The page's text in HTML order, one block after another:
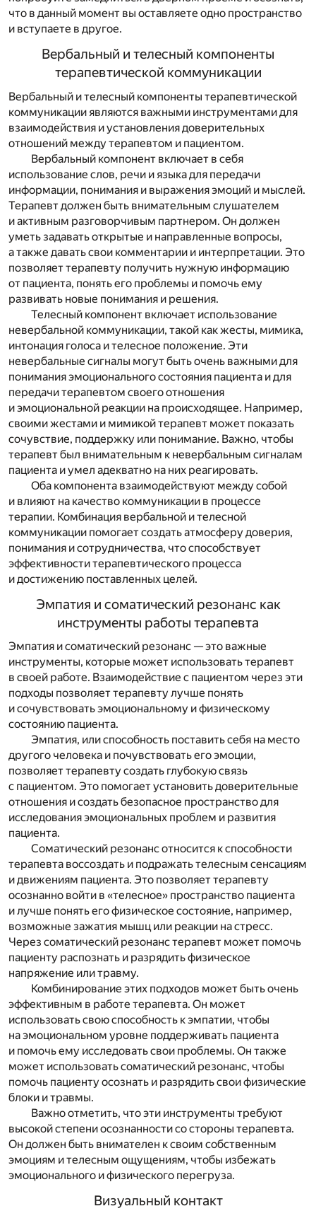
что в данный момент вы оставляете одно пространство
и вступаете в другое.
Вербальный и телесный компоненты
терапевтической коммуникации
Вербальный и телесный компоненты терапевтической
коммуникации являются важными инструментами для
взаимодействия и установления доверительных
отношений между терапевтом и пациентом.
Вербальный компонент включает в себя
использование слов, речи и языка для передачи
информации, понимания и выражения эмоций и мыслей.
Терапевт должен быть внимательным слушателем
и активным разговорчивым партнером. Он должен
уметь задавать открытые и направленные вопросы,
а также давать свои комментарии и интерпретации. Это
позволяет терапевту получить нужную информацию
от пациента, понять его проблемы и помочь ему
развивать новые понимания и решения.
Телесный компонент включает использование
невербальной коммуникации, такой как жесты, мимика,
интонация голоса и телесное положение. Эти
невербальные сигналы могут быть очень важными для
понимания эмоционального состояния пациента и для
передачи терапевтом своего отношения
и эмоциональной реакции на происходящее. Например,
своими жестами и мимикой терапевт может показать
сочувствие, поддержку или понимание. Важно, чтобы
терапевт был внимательным к невербальным сигналам
пациента и умел адекватно на них реагировать.
Оба компонента взаимодействуют между собой
и влияют на качество коммуникации в процессе
терапии. Комбинация вербальной и телесной
коммуникации помогает создать атмосферу доверия,
понимания и сотрудничества, что способствует
эффективности терапевтического процесса
и достижению поставленных целей.
Эмпатия и соматический резонанс как
инструменты работы терапевта
Эмпатия и соматический резонанс — это важные
инструменты, которые может использовать терапевт
в своей работе. Взаимодействие с пациентом через эти
подходы позволяет терапевту лучше понять
и сочувствовать эмоциональному и физическому
состоянию пациента.
Эмпатия, или способность поставить себя на место
другого человека и почувствовать его эмоции,
позволяет терапевту создать глубокую связь
с пациентом. Это помогает установить доверительные
отношения и создать безопасное пространство для
исследования эмоциональных проблем и развития
пациента.
Соматический резонанс относится к способности
терапевта воссоздать и подражать телесным сенсациям
и движениям пациента. Это позволяет терапевту
осознанно войти в «телесное» пространство пациента
и лучше понять его физическое состояние, например,
возможные зажатия мышц или реакции на стресс.
Через соматический резонанс терапевт может помочь
пациенту распознать и разрядить физическое
напряжение или травму.
Комбинирование этих подходов может быть очень
эффективным в работе терапевта. Он может
использовать свою способность к эмпатии, чтобы
на эмоциональном уровне поддерживать пациента
и помочь ему исследовать свои проблемы. Он также
может использовать соматический резонанс, чтобы
помочь пациенту осознать и разрядить свои физические
блоки и травмы.
Важно отметить, что эти инструменты требуют
высокой степени осознанности со стороны терапевта.
Он должен быть внимателен к своим собственным
эмоциям и телесным ощущениям, чтобы избежать
эмоционального и физического перегруза.
Визуальный контакт